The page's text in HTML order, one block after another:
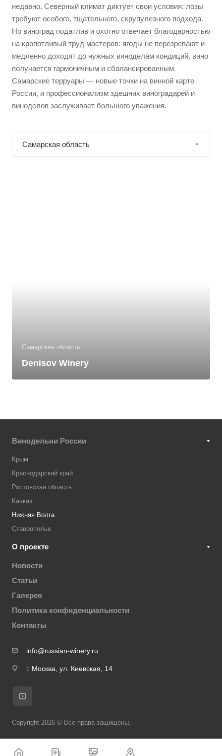
недавно. Северный климат диктует свои условия: лозы
требуют особого, тщательного, скрупулезного подхода.
Но виноград податлив и охотно отвечает благодарностью
на кропотливый труд мастеров: ягоды не перезревают и
медленно доходят до нужных виноделам кондиций, вино
получается гармоничным и сбалансированным.
Самарские терруары — новые точки на винной карте
России, и профессионализм здешних виноградарей и
виноделов заслуживает большого уважения.
Самарская область
Самарская область
Denisov Winery
Винодельни России
Крым
Краснодарский край
Ростовская область
Кавказ
Нижняя Волга
Ставрополье
О проекте
Новости
Статьи
Галерея
Политика конфиденциальности
Контакты
info@russian-winery.ru
г. Москва, ул. Киевская, 14
Copyright 2026 © Все права защищены.